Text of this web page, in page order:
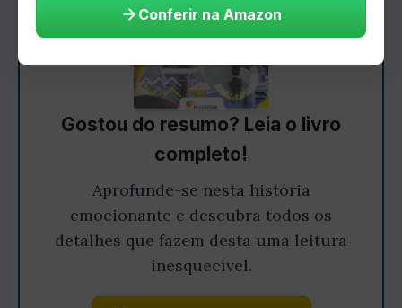
Gostou do resumo? Leia o livro
completo!
Aprofunde-se nesta história
emocionante e descubra todos os
detalhes que fazem desta uma leitura
inesquecível.
Conferir na Amazon